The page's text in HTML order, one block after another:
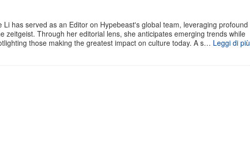
Li has served as an Editor on Hypebeast's global team, leveraging profound
zeitgeist. Through her editorial lens, she anticipates emerging trends while
those making the greatest impact on culture today. A s… Leggi di più